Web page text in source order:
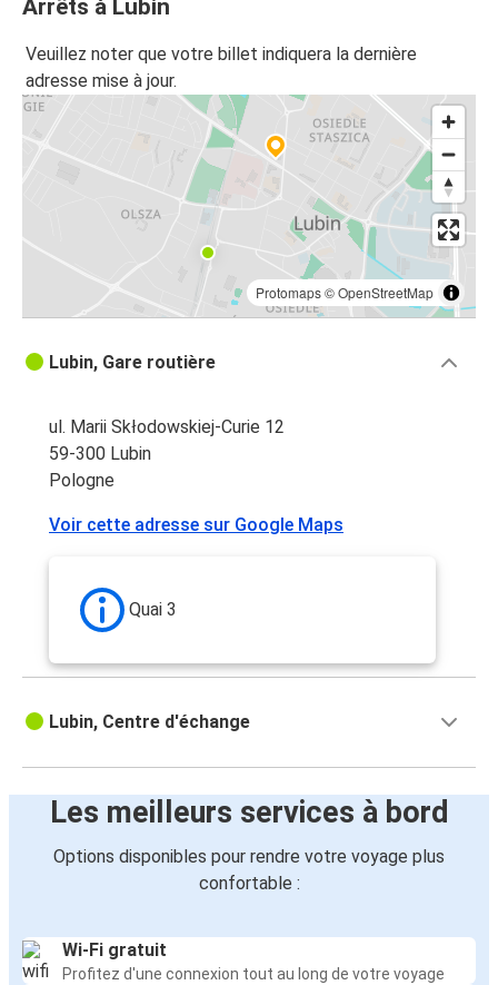
Arrêts à Lubin
Veuillez noter que votre billet indiquera la dernière
adresse mise à jour.
Protomaps©OpenStreetMap
Lubin, Gare routière
ul. Marii Skłodowskiej-Curie 12
59-300 Lubin
Pologne
Voir cette adresse sur Google Maps
Quai 3
Lubin, Centre d'échange
Les meilleurs services à bord
Options disponibles pour rendre votre voyage plus
confortable :
Wi-Fi gratuit
Profitez d'une connexion tout au long de votre voyage